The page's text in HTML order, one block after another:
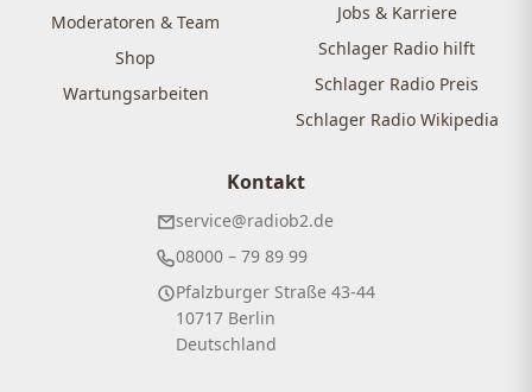
Moderatoren & Team
Shop
Wartungsarbeiten
Jobs & Karriere
Schlager Radio hilft
Schlager Radio Preis
Schlager Radio Wikipedia
Kontakt
service@radiob2.de
08000 – 79 89 99
Pfalzburger Straße 43-44
10717 Berlin
Deutschland